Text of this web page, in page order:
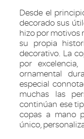
Desde el
decorado sus
hizo por motivos
su propia
decorativo. La
por
ornamental
especial
muchas las
continúan ese
copas a mano
único,